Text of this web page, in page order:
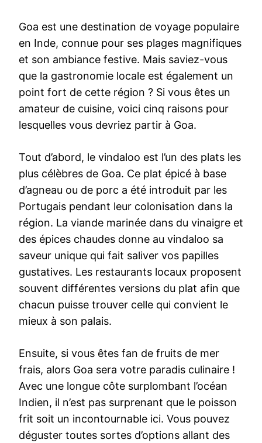
Goa est une destination de voyage populaire
en Inde, connue pour ses plages magnifiques
et son ambiance festive. Mais saviez-vous
que la gastronomie locale est également un
point fort de cette région ? Si vous êtes un
amateur de cuisine, voici cinq raisons pour
lesquelles vous devriez partir à Goa.
Tout d’abord, le vindaloo est l’un des plats les
plus célèbres de Goa. Ce plat épicé à base
d’agneau ou de porc a été introduit par les
Portugais pendant leur colonisation dans la
région. La viande marinée dans du vinaigre et
des épices chaudes donne au vindaloo sa
saveur unique qui fait saliver vos papilles
gustatives. Les restaurants locaux proposent
souvent différentes versions du plat afin que
chacun puisse trouver celle qui convient le
mieux à son palais.
Ensuite, si vous êtes fan de fruits de mer
frais, alors Goa sera votre paradis culinaire !
Avec une longue côte surplombant l’océan
Indien, il n’est pas surprenant que le poisson
frit soit un incontournable ici. Vous pouvez
déguster toutes sortes d’options allant des